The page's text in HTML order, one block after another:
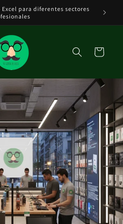
para diferentes sectores
Carrito